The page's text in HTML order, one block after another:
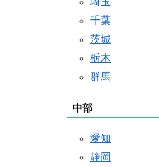
千葉
茨城
栃木
群馬
中部
愛知
静岡